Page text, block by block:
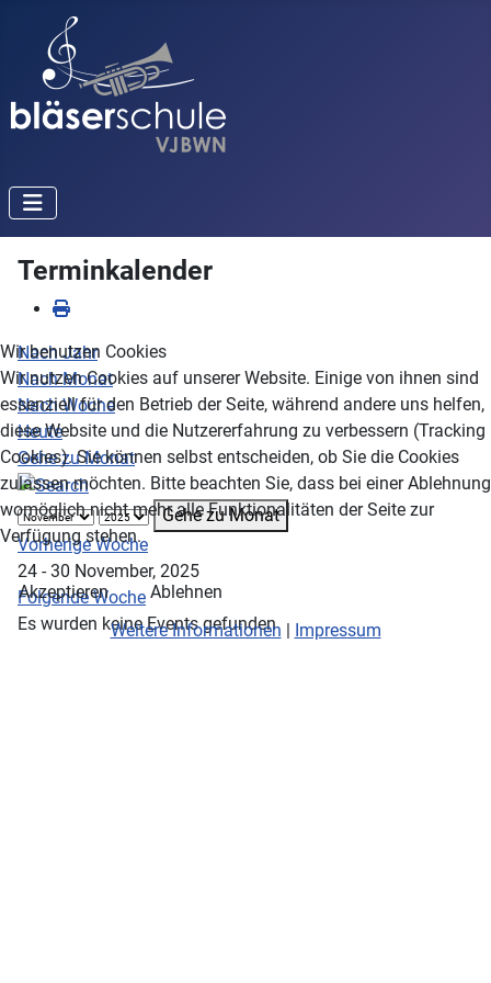
Terminkalender
Nach Jahr
Nach Monat
Nach Woche
Heute
Gehe zu Monat
Gehe zu Monat
Vorherige Woche
24 - 30 November, 2025
Folgende Woche
Es wurden keine Events gefunden
Wir benutzen Cookies
Wir nutzen Cookies auf unserer Website. Einige von ihnen sind
essenziell für den Betrieb der Seite, während andere uns helfen,
diese Website und die Nutzererfahrung zu verbessern (Tracking
Cookies). Sie können selbst entscheiden, ob Sie die Cookies
zulassen möchten. Bitte beachten Sie, dass bei einer Ablehnung
womöglich nicht mehr alle Funktionalitäten der Seite zur
Verfügung stehen.
Akzeptieren
Ablehnen
Weitere Informationen | Impressum